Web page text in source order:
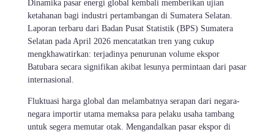
Dinamika pasar energi global kembali memberikan ujian
ketahanan bagi industri pertambangan di Sumatera Selatan.
Laporan terbaru dari Badan Pusat Statistik (BPS) Sumatera
Selatan pada April 2026 mencatatkan tren yang cukup
mengkhawatirkan: terjadinya penurunan volume ekspor
Batubara secara signifikan akibat lesunya permintaan dari pasar
internasional.
Fluktuasi harga global dan melambatnya serapan dari negara-
negara importir utama memaksa para pelaku usaha tambang
untuk segera memutar otak. Mengandalkan pasar ekspor di